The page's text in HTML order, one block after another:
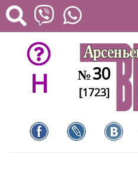
H №30
[1723]